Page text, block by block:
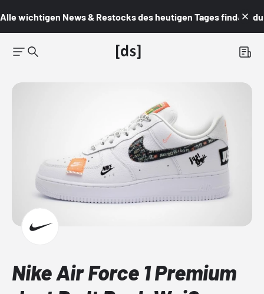
Alle wichtigen News & Restocks des heutigen Tages findest du
Nike Air Force 1 Premium